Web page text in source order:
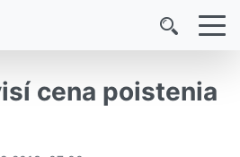
cena poistenia